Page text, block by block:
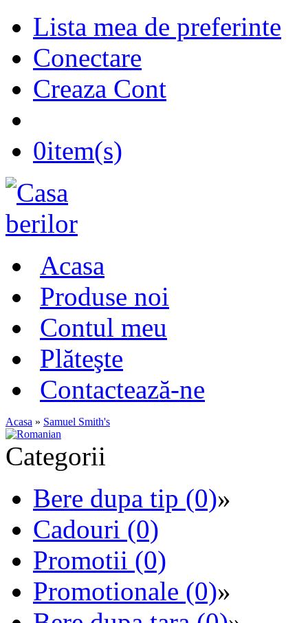
Lista mea de preferinte
Conectare
Creaza Cont
0item(s)
Acasa
Produse noi
Contul meu
Plăteşte
Contactează-ne
Acasa » Samuel Smith's
Categorii
Bere dupa tip (0)»
Cadouri (0)
Promotii (0)
Promotionale (0)»